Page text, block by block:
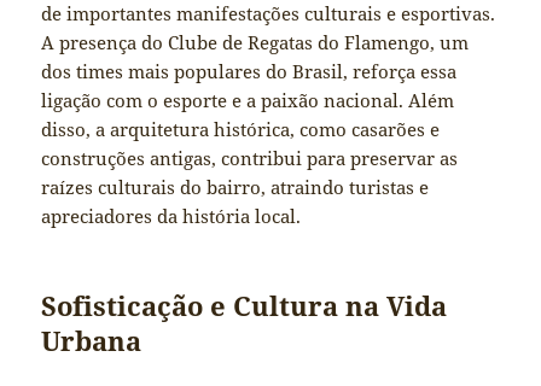
de importantes manifestações culturais e esportivas.
A presença do Clube de Regatas do Flamengo, um
dos times mais populares do Brasil, reforça essa
ligação com o esporte e a paixão nacional. Além
disso, a arquitetura histórica, como casarões e
construções antigas, contribui para preservar as
raízes culturais do bairro, atraindo turistas e
apreciadores da história local.
Sofisticação e Cultura na Vida
Urbana